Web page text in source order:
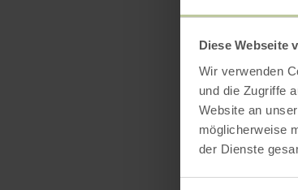
Diese Webseite
Wir verwenden
und die Zugriffe
Website an
möglicherweise
der Dienste